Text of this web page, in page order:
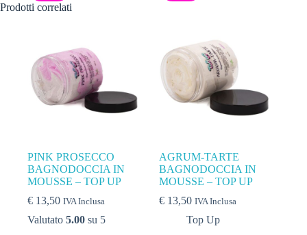
Prodotti correlati
PINK PROSECCO
BAGNODOCCIA IN
MOUSSE – TOP UP
€ 13,50 IVA Inclusa
Valutato 5.00 su 5
AGRUM-TARTE
BAGNODOCCIA IN
MOUSSE – TOP UP
€ 13,50 IVA Inclusa
Top Up